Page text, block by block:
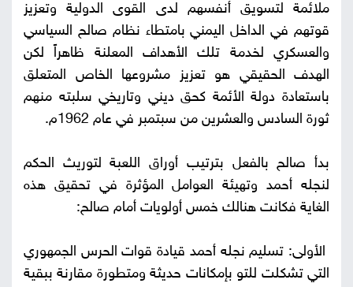
ملائمة لتسويق أنفسهم لدى القوى الدولية وتعزيز
قوتهم في الداخل اليمني بامتطاء نظام صالح السياسي
والعسكري لخدمة تلك الأهداف المعلنة ظاهراً لكن
الهدف الحقيقي هو تعزيز مشروعها الخاص المتعلق
باستعادة دولة الأئمة كحق ديني وتاريخي سلبته منهم
ثورة السادس والعشرين من سبتمبر في عام 1962م.
بدأ صالح بالفعل بترتيب أوراق اللعبة لتوريث الحكم
لنجله أحمد وتهيئة العوامل المؤثرة في تحقيق هذه
الغاية فكانت هنالك خمس أولويات أمام صالح:
الأولى: تسليم نجله أحمد قيادة قوات الحرس الجمهوري
التي تشكلت للتو بإمكانات حديثة ومتطورة مقارنة ببقية